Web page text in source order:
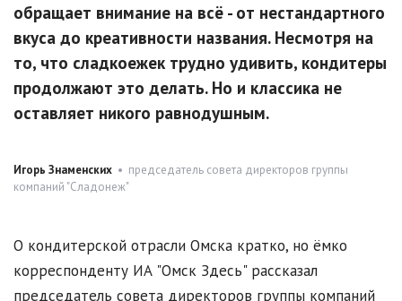
обращает внимание на всё - от нестандартного
вкуса до креативности названия. Несмотря на
то, что сладкоежек трудно удивить, кондитеры
продолжают это делать. Но и классика не
оставляет никого равнодушным.
Игорь Знаменских • председатель совета директоров группы
компаний "Сладонеж"
О кондитерской отрасли Омска кратко, но ёмко
корреспонденту ИА "Омск Здесь" рассказал
председатель совета директоров группы компаний